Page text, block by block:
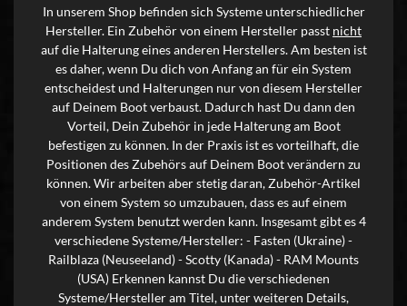
In unserem Shop befinden sich Systeme unterschiedlicher
Hersteller. Ein Zubehör von einem Hersteller passt nicht
auf die Halterung eines anderen Herstellers. Am besten ist
es daher, wenn Du dich von Anfang an für ein System
entscheidest und Halterungen nur von diesem Hersteller
auf Deinem Boot verbaust. Dadurch hast Du dann den
Vorteil, Dein Zubehör in jede Halterung am Boot
befestigen zu können. In der Praxis ist es vorteilhaft, die
Positionen des Zubehörs auf Deinem Boot verändern zu
können. Wir arbeiten aber stetig daran, Zubehör-Artikel
von einem System so umzubauen, dass es auf einem
anderem System benutzt werden kann. Insgesamt gibt es 4
verschiedene Systeme/Hersteller: - Fasten (Ukraine) -
Railblaza (Neuseeland) - Scotty (Kanada) - RAM Mounts
(USA) Erkennen kannst Du die verschiedenen
Systeme/Hersteller am Titel, unter weiteren Details,